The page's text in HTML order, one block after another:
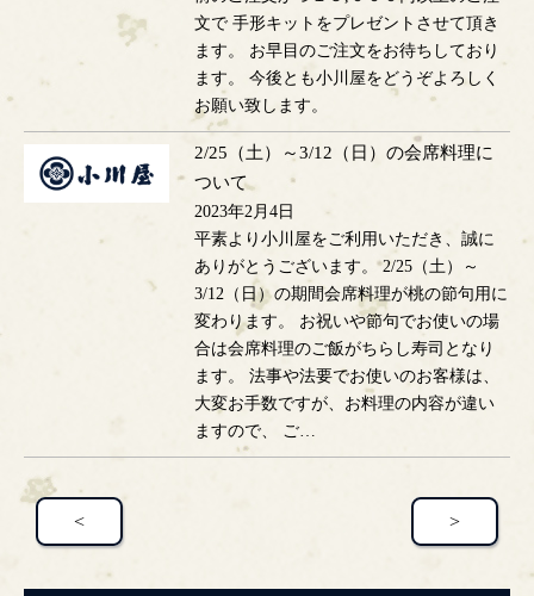
文で 手形キットをプレゼントさせて頂き
ます。 お早目のご注文をお待ちしており
ます。 今後とも小川屋をどうぞよろしく
お願い致します。
2/25（土）～3/12（日）の会席料理に
ついて
2023年2月4日
平素より小川屋をご利用いただき、誠に
ありがとうございます。 2/25（土）～
3/12（日）の期間会席料理が桃の節句用に
変わります。 お祝いや節句でお使いの場
合は会席料理のご飯がちらし寿司となり
ます。 法事や法要でお使いのお客様は、
大変お手数ですが、お料理の内容が違い
ますので、 ご…
< >